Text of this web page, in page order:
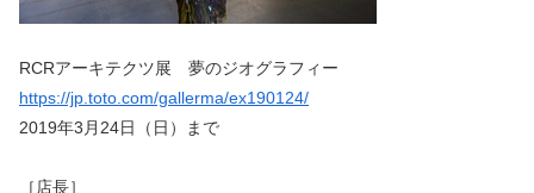
RCRアーキテクツ展 夢のジオグラフィー
https://jp.toto.com/gallerma/ex190124/
2019年3月24日（日）まで
［店長］